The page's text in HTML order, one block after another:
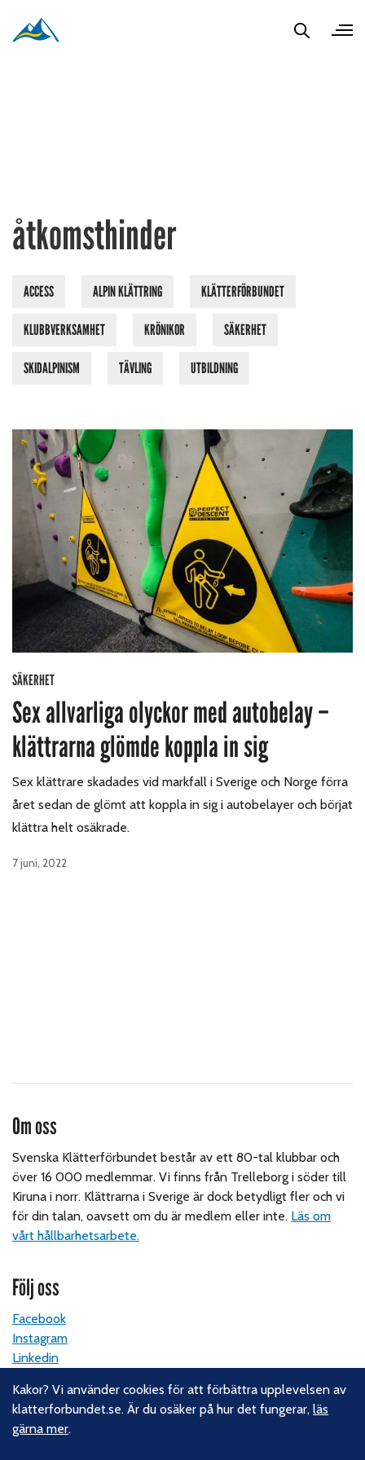
åtkomsthinder
ACCESS ALPIN KLÄTTRING KLÄTTERFÖRBUNDET
KLUBBVERKSAMHET KRÖNIKOR SÄKERHET
SKIDALPINISM TÄVLING UTBILDNING
SÄKERHET
Sex allvarliga olyckor med autobelay –
klättrarna glömde koppla in sig
Sex klättrare skadades vid markfall i Sverige och Norge förra
året sedan de glömt att koppla in sig i autobelayer och börjat
klättra helt osäkrade.
7 juni, 2022
Om oss
Svenska Klätterförbundet består av ett 80-tal klubbar och
över 16 000 medlemmar. Vi finns från Trelleborg i söder till
Kiruna i norr. Klättrarna i Sverige är dock betydligt fler och vi
för din talan, oavsett om du är medlem eller inte. Läs om
vårt hållbarhetsarbete.
Följ oss
Facebook
Instagram
Linkedin
Kontakt
Kakor? Vi använder cookies för att förbättra upplevelsen av
klatterforbundet.se. Är du osäker på hur det fungerar,läs
gärna mer.